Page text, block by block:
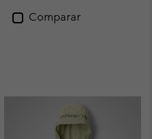
Comparar